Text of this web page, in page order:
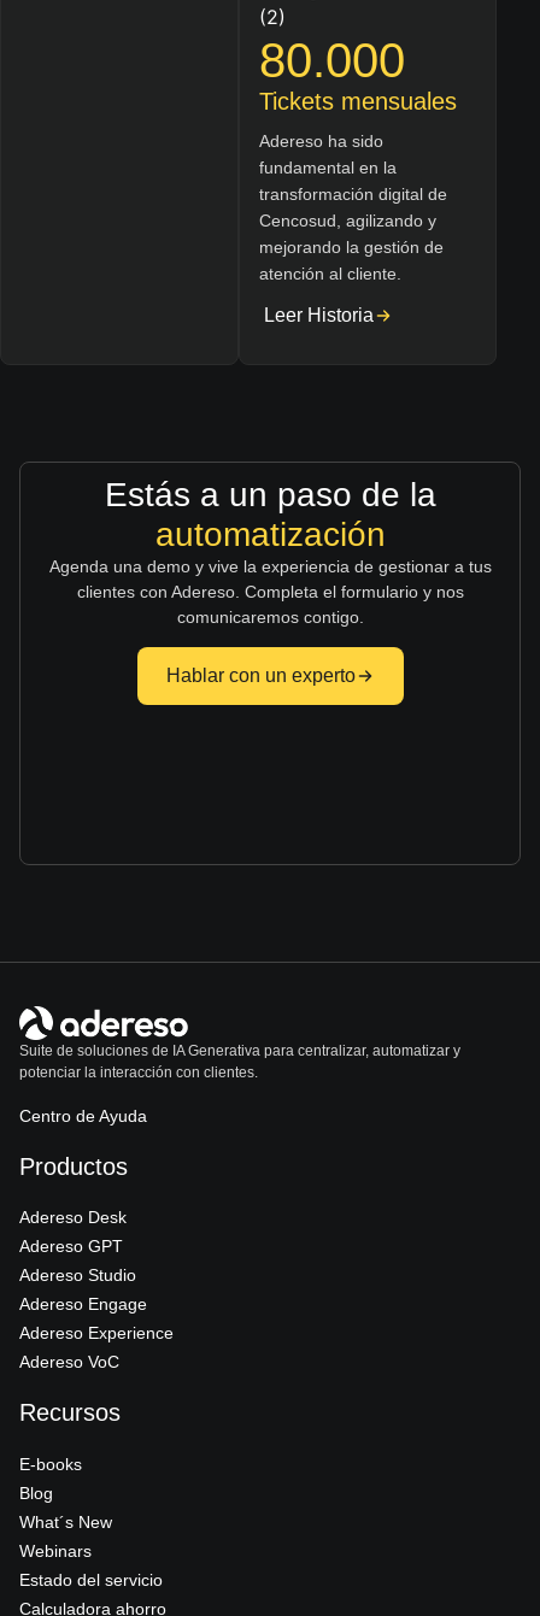
80.000
Tickets mensuales
Adereso ha sido
fundamental en la
transformación digital de
Cencosud, agilizando y
mejorando la gestión de
atención al cliente.
Leer Historia
Estás a un paso de la
automatización
Agenda una demo y vive la experiencia de gestionar a tus
clientes con Adereso. Completa el formulario y nos
comunicaremos contigo.
Hablar con un experto
Suite de soluciones de IA Generativa para centralizar, automatizar y
potenciar la interacción con clientes.
Centro de Ayuda
Productos
Adereso Desk
Adereso GPT
Adereso Studio
Adereso Engage
Adereso Experience
Adereso VoC
Recursos
E-books
Blog
What´s New
Webinars
Estado del servicio
Calculadora ahorro